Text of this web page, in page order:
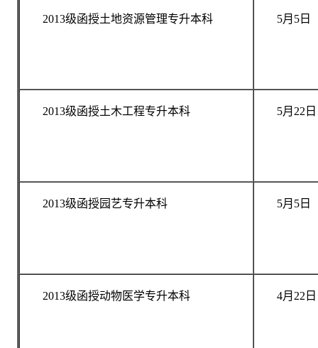
2013级函授土地资源管理专升本科 5月5日
2013级函授土木工程专升本科 5月22日
2013级函授园艺专升本科 5月5日
2013级函授动物医学专升本科 4月22日